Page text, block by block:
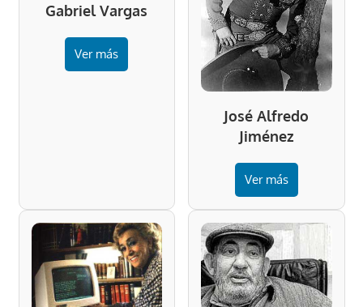
Gabriel Vargas
Ver más
José Alfredo
Jiménez
Ver más